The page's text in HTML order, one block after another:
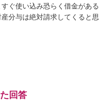
ぐ使い込み恐らく借金がある
分与は絶対請求してくると思
回答